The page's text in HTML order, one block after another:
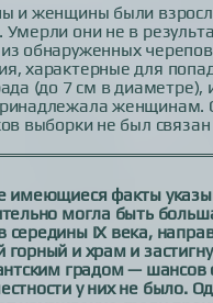
и женщины были
они не в
обнаруженных
характерные для
(до 7 см в диаметре),
женщинам.
выборки не был связан
имеющиеся факты
могла быть
середины IX века,
горный и храм и
градом — шансов
у них не было.